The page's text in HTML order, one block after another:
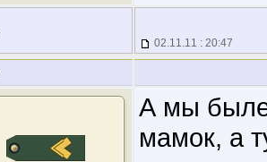
02.11.11 : 20:47
А мы
мамок, а